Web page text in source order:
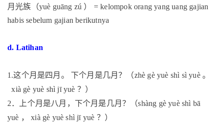
月光族（yuè guāng zú ）
= kelompok orang yang uang gajian
habis sebelum gajian berikutnya
d. Latihan
1.这个月是四月。 下个月是几月？（zhè gè yuè shì sì yuè。
xià gè yuè shì jī yuè ？）
2．上个月是八月，下个月是几月？（shàng gè yuè shì bā
yuè ， xià gè yuè shì jī yuè ？）